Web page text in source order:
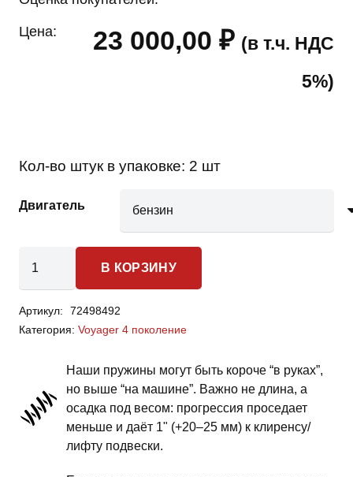
Цена: 23 000,00 ₽ (в т.ч. НДС
5%)
Кол-во штук в упаковке: 2 шт
Двигатель
товара
Voyager
4
пружины
передней
подвески
В КОРЗИНУ
Артикул:
72498492
Категория: Voyager 4 поколение
Наши пружины могут быть короче “в руках”,
но выше “на машине”. Важно не длина, а
осадка под весом: прогрессия проседает
меньше и даёт 1" (+20–25 мм) к клиренсу/
лифту подвески.